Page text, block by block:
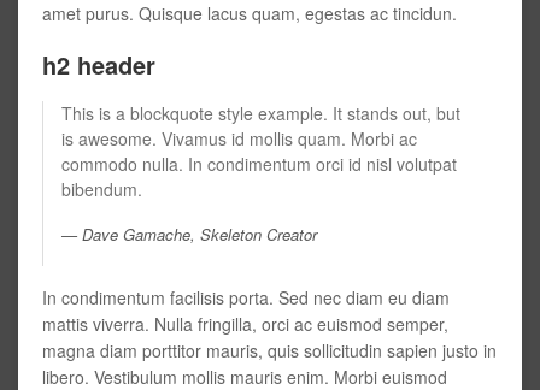
amet purus. Quisque lacus quam, egestas ac tincidun.
h2 header
This is a blockquote style example. It stands out, but
is awesome. Vivamus id mollis quam. Morbi ac
commodo nulla. In condimentum orci id nisl volutpat
bibendum.
Dave Gamache, Skeleton Creator
In condimentum facilisis porta. Sed nec diam eu diam
mattis viverra. Nulla fringilla, orci ac euismod semper,
magna diam porttitor mauris, quis sollicitudin sapien justo in
libero. Vestibulum mollis mauris enim. Morbi euismod